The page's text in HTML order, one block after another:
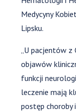
Medycyny
Lipsku.
„U pacjentów z
objawów
funkcji
leczenie mają
postęp choroby